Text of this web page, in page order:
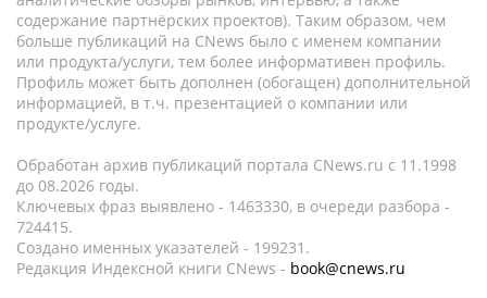
содержание партнёрских проектов). Таким образом, чем
больше публикаций на CNews было с именем компании
или продукта/услуги, тем более информативен профиль.
Профиль может быть дополнен (обогащен) дополнительной
информацией, в т.ч. презентацией о компании или
продукте/услуге.
Обработан архив публикаций портала CNews.ru c 11.1998
до 08.2026 годы.
Ключевых фраз выявлено - 1463330, в очереди разбора -
724415.
Создано именных указателей - 199231.
Редакция Индексной книги CNews - book@cnews.ru